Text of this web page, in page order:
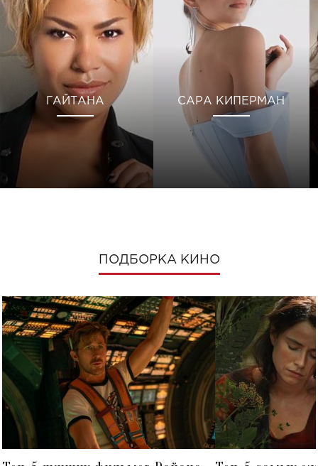
ГАЙТАНА САРА КИПЕРМАН
ПОДБОРКА КИНО